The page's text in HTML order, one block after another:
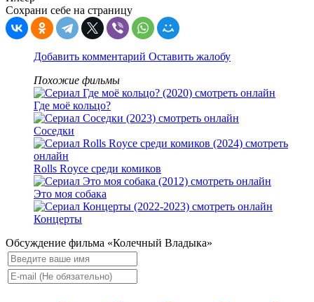
Сохрани себе на страницу
Добавить комментарий Оставить жалобу
Похожие фильмы
Где моё кольцо?
Соседки
Rolls Royce среди комиков
Это моя собака
Концерты
Обсуждение фильма «Колечный Владыка»